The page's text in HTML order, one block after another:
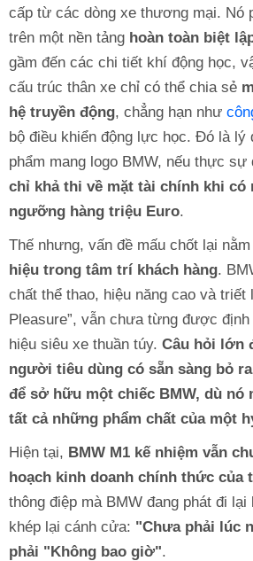
cấp từ các dòng xe thương mại. Nó
trên một nền tảng hoàn toàn biệt
gầm đến các chi tiết khí động học,
cấu trúc thân xe chỉ có thể chia sẻ
hệ truyền động, chẳng hạn như
bộ điều khiển động lực học. Đó là lý
phẩm mang logo BMW, nếu thực
chỉ khả thi về mặt tài chính khi có
ngưỡng hàng triệu Euro.
Thế nhưng, vấn đề mấu chốt lại
hiệu trong tâm trí khách hàng.
chất thể thao, hiệu năng cao và triết
Pleasure”, vẫn chưa từng được
hiệu siêu xe thuần túy. Câu hỏi lớn
người tiêu dùng có sẵn sàng bỏ
để sở hữu một chiếc BMW, dù nó
tất cả những phẩm chất của một
Hiện tại, BMW M1 kế nhiệm vẫn
hoạch kinh doanh chính thức của
thông điệp mà BMW đang phát đi lại
khép lại cánh cửa: "Chưa phải lúc
phải "Không bao giờ".